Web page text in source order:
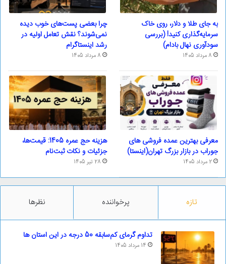
به جای طلا و دلار، روی خاک
سرمایه‌گذاری کنید! (بررسی
سودآوری نهال بادام)
8 مرداد 1405
چرا بعضی پست‌های خوب دیده
نمی‌شوند؟ نقش تعامل اولیه در
رشد اینستاگرام
8 مرداد 1405
معرفی بهترین عمده فروشی های
جوراب در بازار بزرگ تهران(اینستا)
2 مرداد 1405
هزینه حج عمره 1405: قیمت‌ها،
جزئیات و نکات ثبت‌نام
28 تیر 1405
تازه پرخواننده نظرها
تداوم گرمای کم‌سابقه 50 درجه در این استان ها
14 مرداد 1405